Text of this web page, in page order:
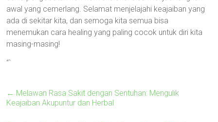
awal yang cemerlang. Selamat menjelajahi keajaiban yang
ada di sekitar kita, dan semoga kita semua bisa
menemukan cara healing yang paling cocok untuk diri kita
masing-masing!
“`
← Melawan Rasa Sakit dengan Sentuhan: Mengulik
Keajaiban Akupuntur dan Herbal